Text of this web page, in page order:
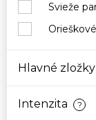
Svieže
Hlavné zložky
Intenzita ?